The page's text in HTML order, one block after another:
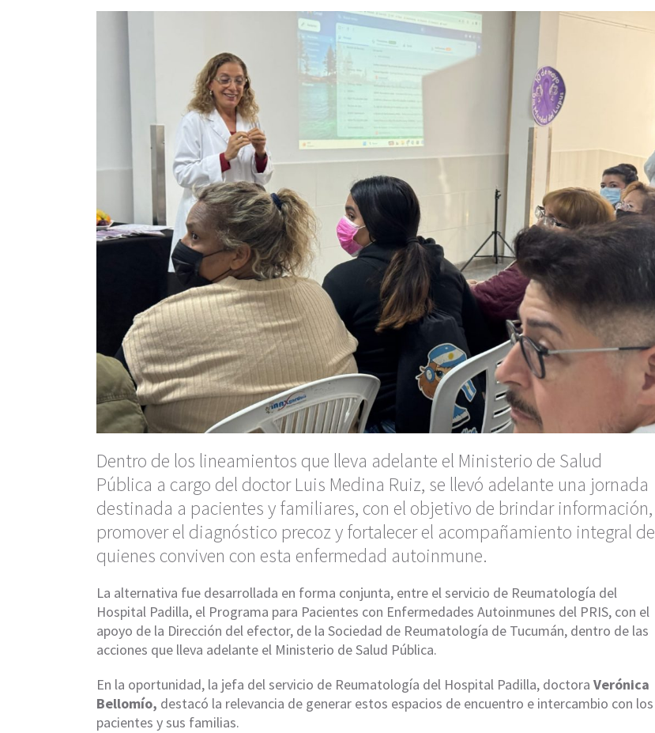
Dentro de los lineamientos que lleva adelante el Ministerio de Salud
Pública a cargo del doctor Luis Medina Ruiz, se llevó adelante una jornada
destinada a pacientes y familiares, con el objetivo de brindar información,
promover el diagnóstico precoz y fortalecer el acompañamiento integral de
quienes conviven con esta enfermedad autoinmune.
La alternativa fue desarrollada en forma conjunta, entre el servicio de Reumatología del
Hospital Padilla, el Programa para Pacientes con Enfermedades Autoinmunes del PRIS, con el
apoyo de la Dirección del efector, de la Sociedad de Reumatología de Tucumán, dentro de las
acciones que lleva adelante el Ministerio de Salud Pública.
En la oportunidad, la jefa del servicio de Reumatología del Hospital Padilla, doctora Verónica
Bellomío, destacó la relevancia de generar estos espacios de encuentro e intercambio con los
pacientes y sus familias.